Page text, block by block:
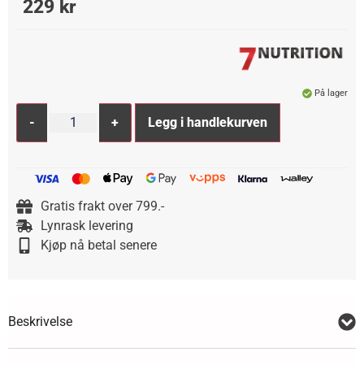
229 kr
På lager
- + Legg i handlekurven
Gratis frakt over 799.-
Lynrask levering
Kjøp nå betal senere
Beskrivelse